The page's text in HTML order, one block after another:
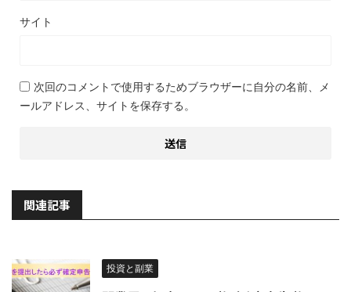
サイト
次回のコメントで使用するためブラウザーに自分の名前、メ
ールアドレス、サイトを保存する。
関連記事
投資と副業